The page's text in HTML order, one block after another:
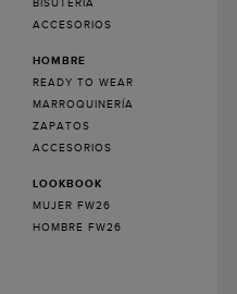
BISUTERÍA
ACCESORIOS
HOMBRE
READY TO WEAR
MARROQUINERÍA
ZAPATOS
ACCESORIOS
LOOKBOOK
MUJER FW26
HOMBRE FW26